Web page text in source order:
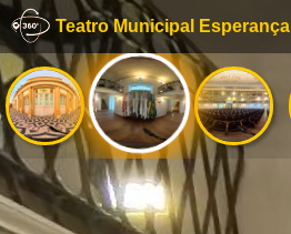
Teatro Municipal Esperança